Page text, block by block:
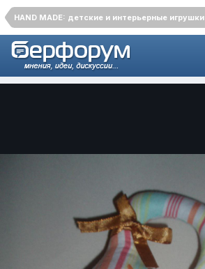
HAND MADE: детские и интерьерные игрушки